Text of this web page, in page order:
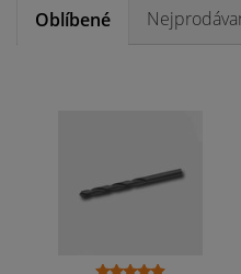
Oblíbené